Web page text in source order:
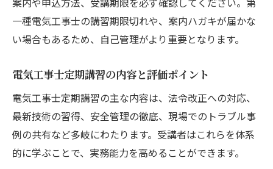
一種電気工事士の講習期限切れや、案内ハガキが届かな
い場合もあるため、自己管理がより重要となります。
電気工事士定期講習の内容と評価ポイント
電気工事士定期講習の主な内容は、法令改正への対応、
最新技術の習得、安全管理の徹底、現場でのトラブル事
例の共有など多岐にわたります。受講者はこれらを体系
的に学ぶことで、実務能力を高めることができます。